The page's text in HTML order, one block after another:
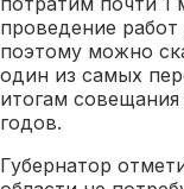
проведение
поэтому можно
один из самых
итогам
годов.
Губернатор